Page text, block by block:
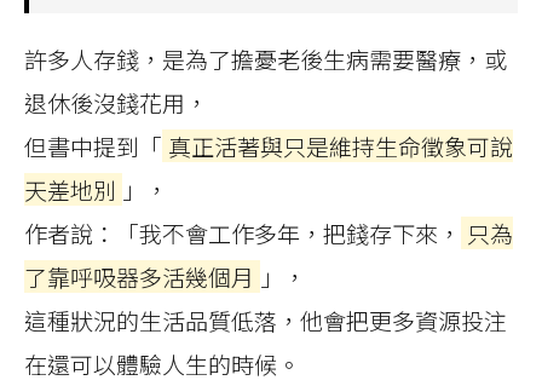
許多人存錢，是為了擔憂老後生病需要醫療，或
退休後沒錢花用，
但書中提到「 真正活著與只是維持生命徵象可說
天差地別 」，
作者說：「我不會工作多年，把錢存下來， 只為
了靠呼吸器多活幾個月 」，
這種狀況的生活品質低落，他會把更多資源投注
在還可以體驗人生的時候。